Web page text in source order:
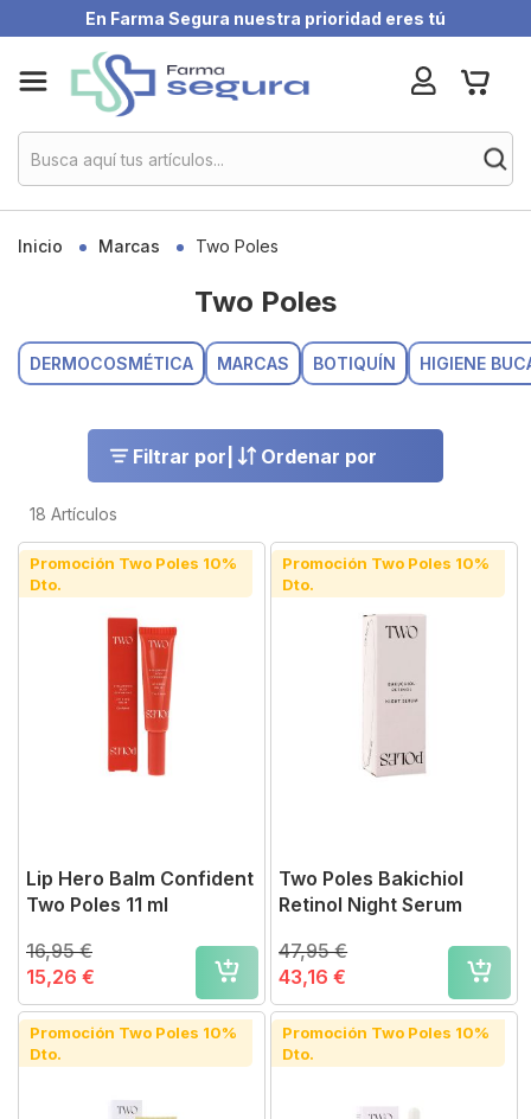
En Farma Segura nuestra prioridad eres tú
to
Content
My
Inicio Marcas Two Poles
Two Poles
DERMOCOSMÉTICA MARCAS BOTIQUÍN HIGIENE
18 Artículos
Filtrar por Ordenar por
Promoción Two Poles 10%
Dto.
Lip Hero Balm Confident
Two Poles 11 ml
15,26 €
16,95 €
Promoción Two Poles 10%
Dto.
Two Poles Bakichiol
Retinol Night Serum
43,16 €
47,95 €
Promoción Two Poles 10%
Dto.
Promoción Two Poles 10%
Dto.